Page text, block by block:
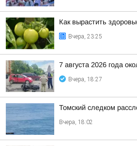
Как вырастить
Вчера, 23:25
7 августа 2026 года
Вчера, 18:27
Томский следком
Вчера, 18:02